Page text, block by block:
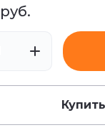
руб.